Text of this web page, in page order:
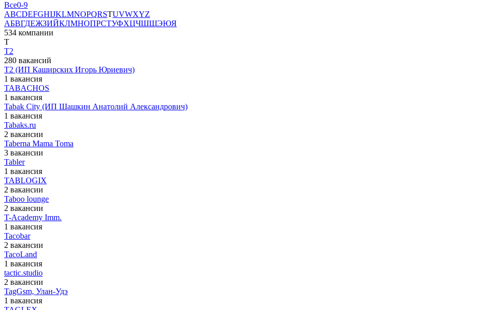
Все0-9
ABCDEFGHIJKLMNOPQRSTUVWXYZ
АБВГДЕЖЗИЙКЛМНОПРСТУФХЦЧШЩЭЮЯ
534 компании
T
T2
280 вакансий
T2 (ИП Каширских Игорь Юриевич)
1 вакансия
TABACHOS
1 вакансия
Tabak City (ИП Шашкин Анатолий Александрович)
1 вакансия
Tabaks.ru
2 вакансии
Taberna Mama Toma
3 вакансии
Tabler
1 вакансия
TABLOGIX
2 вакансии
Taboo lounge
2 вакансии
T-Academy Imm.
1 вакансия
Tacobar
2 вакансии
TacoLand
1 вакансия
tactic.studio
2 вакансии
TagGsm, Улан-Удэ
1 вакансия